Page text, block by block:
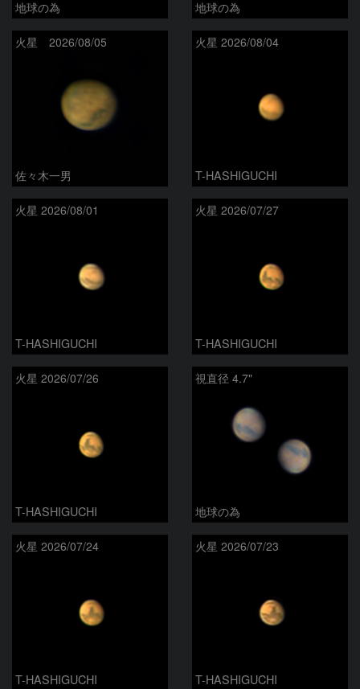
地球の為 地球の為
火星 2026/08/05
佐々木一男
火星 2026/08/04
T-HASHIGUCHI
火星 2026/08/01
T-HASHIGUCHI
火星 2026/07/27
T-HASHIGUCHI
火星 2026/07/26
T-HASHIGUCHI
視直径 4.7"
地球の為
火星 2026/07/24
T-HASHIGUCHI
火星 2026/07/23
T-HASHIGUCHI